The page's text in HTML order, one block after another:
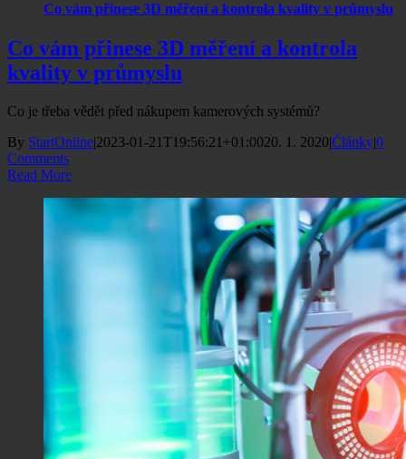
Co vám přinese 3D měření a kontrola kvality v průmyslu
Co vám přinese 3D měření a kontrola
kvality v průmyslu
Co je třeba vědět před nákupem kamerových systémů?
By StartOnline|2023-01-21T19:56:21+01:0020. 1. 2020|Články|0
Comments
Read More